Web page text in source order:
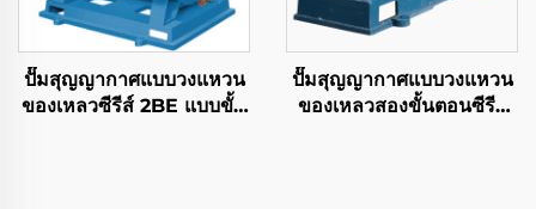
ปั๊มสุญญากาศแบบวงแหวน
ของเหลวซีรีส์ 2BE แบบขั้น
ปั๊มสุญญากาศแบบวงแหวน
ของเหลวสองขั้นตอนซีรีส์